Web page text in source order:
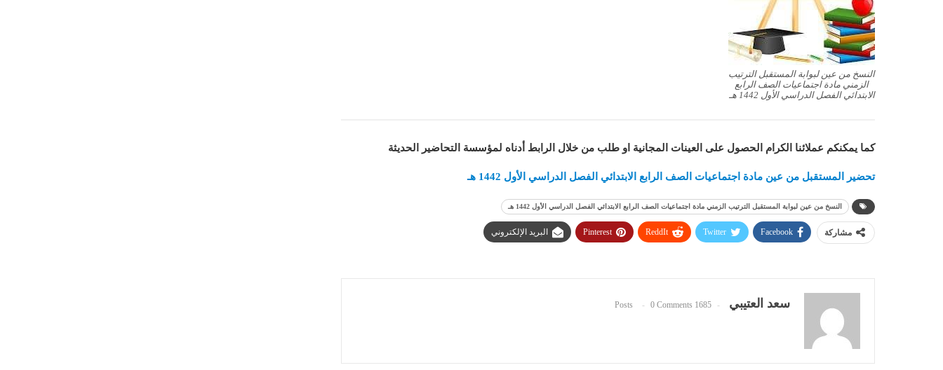
النسخ من عين لبوابة المستقبل الترتيب
الزمني مادة اجتماعيات الصف الرابع
الابتدائي الفصل الدراسي الأول 1442 هـ
كما يمكنكم عملائنا الكرام الحصول على العينات المجانية او طلب من خلال الرابط أدناه لمؤسسة التحاضير الحديثة
تحضير المستقبل من عين مادة اجتماعيات الصف الرابع الابتدائي الفصل الدراسي الأول 1442 هـ
النسخ من عين لبوابة المستقبل الترتيب الزمني مادة اجتماعيات الصف الرابع الابتدائي الفصل الدراسي الأول 1442 هـ
مشاركة Facebook
Twitter
ReddIt
Pinterest البريد الإلكتروني
سعد العتيبي 1685 Posts
0 Comments